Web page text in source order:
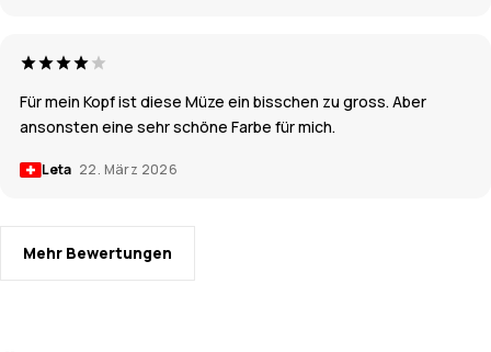
Für mein Kopf ist diese Müze ein bisschen zu gross. Aber
ansonsten eine sehr schöne Farbe für mich.
Leta 22. März 2026
Mehr Bewertungen